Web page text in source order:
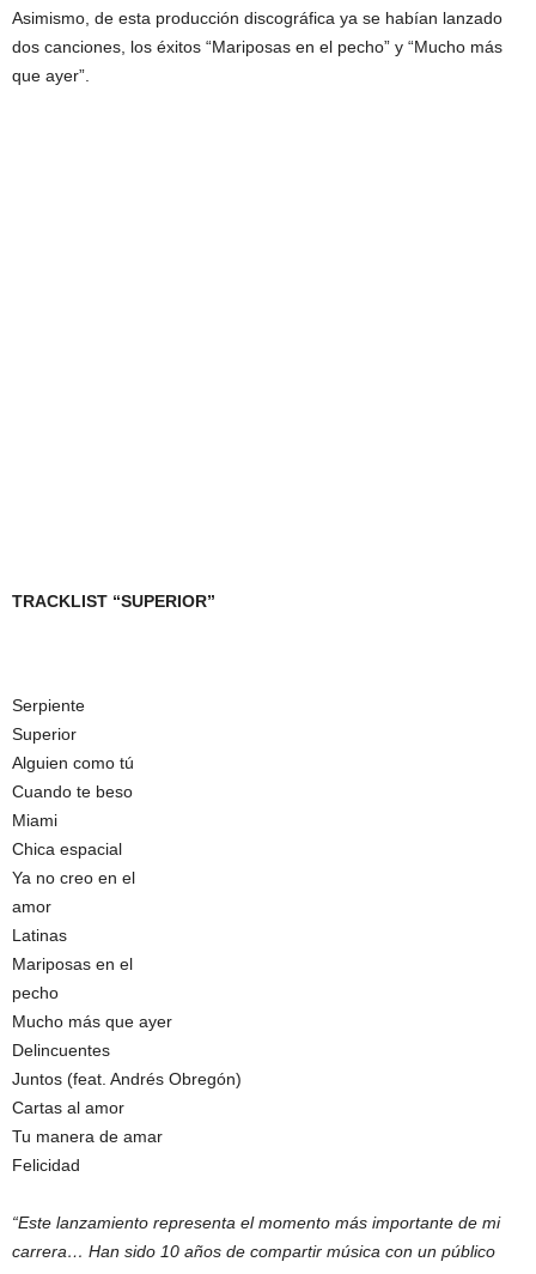
Asimismo, de esta producción discográfica ya se habían lanzado
dos canciones, los éxitos “Mariposas en el pecho” y “Mucho más
que ayer”.
TRACKLIST “SUPERIOR”
Serpiente
Superior
Alguien como tú
Cuando te beso
Miami
Chica espacial
Ya no creo en el
amor
Latinas
Mariposas en el
pecho
Mucho más que ayer
Delincuentes
Juntos (feat. Andrés Obregón)
Cartas al amor
Tu manera de amar
Felicidad
“Este lanzamiento representa el momento más importante de mi
carrera… Han sido 10 años de compartir música con un público